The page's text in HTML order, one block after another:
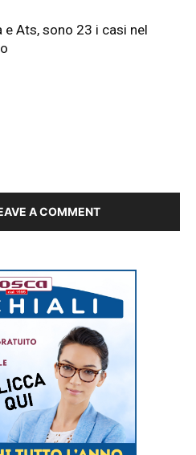
e Ats, sono 23 i casi nel
A COMMENT